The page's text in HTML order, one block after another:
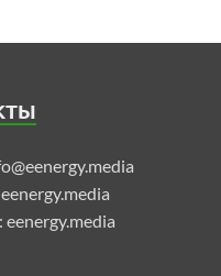
eenergy.media
eenergy.media